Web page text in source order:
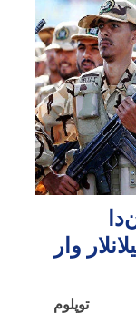
وار
توپلوم